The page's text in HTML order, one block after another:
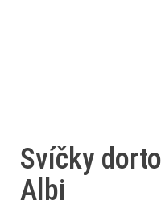
Svíčky
Albi